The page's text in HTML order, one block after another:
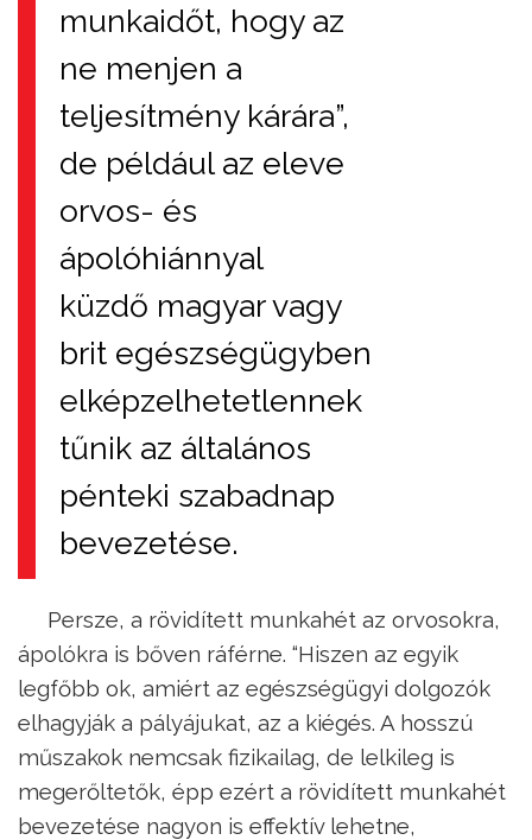
munkaidőt, hogy az
ne menjen a
teljesítmény kárára”,
de például az eleve
orvos- és
ápolóhiánnyal
küzdő magyar vagy
brit egészségügyben
elképzelhetetlennek
tűnik az általános
pénteki szabadnap
bevezetése.
Persze, a rövidített munkahét az orvosokra,
ápolókra is bőven ráférne. “Hiszen az egyik
legfőbb ok, amiért az egészségügyi dolgozók
elhagyják a pályájukat, az a kiégés. A hosszú
műszakok nemcsak fizikailag, de lelkileg is
megerőltetők, épp ezért a rövidített munkahét
bevezetése nagyon is effektív lehetne,